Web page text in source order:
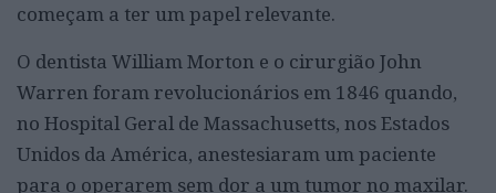
começam a ter um papel relevante.
O dentista William Morton e o cirurgião John
Warren foram revolucionários em 1846 quando,
no Hospital Geral de Massachusetts, nos Estados
Unidos da América, anestesiaram um paciente
para o operarem sem dor a um tumor no maxilar.